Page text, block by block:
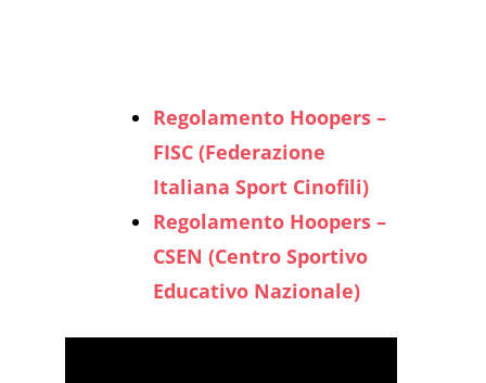
Regolamento Hoopers –
FISC (Federazione
Italiana Sport Cinofili)
Regolamento Hoopers –
CSEN (Centro Sportivo
Educativo Nazionale)